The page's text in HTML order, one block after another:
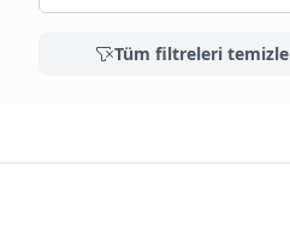
Tüm filtreleri temizle